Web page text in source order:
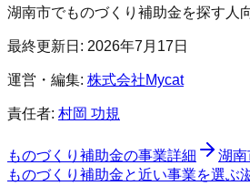
湖南市でものづくり補助金を探す人
最終更新日: 2026年7月17日
運営・編集: 株式会社Mycat
責任者: 村岡 功規
ものづくり補助金の事業詳細 湖南
ものづくり補助金と近い事業を選ぶ